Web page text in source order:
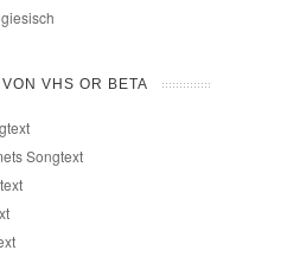
VHS OR BETA
Songtext